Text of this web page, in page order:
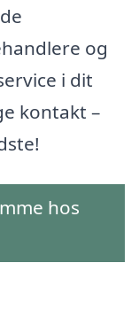
og
i dit
kontakt –
hos